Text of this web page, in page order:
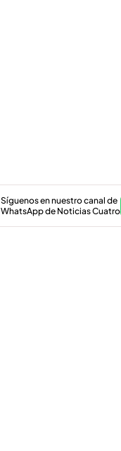
Síguenos en nuestro canal de
WhatsApp de Noticias Cuatro